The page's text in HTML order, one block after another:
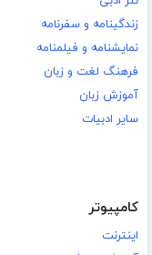
زندگینامه و سفرنامه
نمایشنامه و فیلمنامه
فرهنگ لغت و زبان
آموزش زبان
سایر ادبیات
کامپیوتر
اینترنت